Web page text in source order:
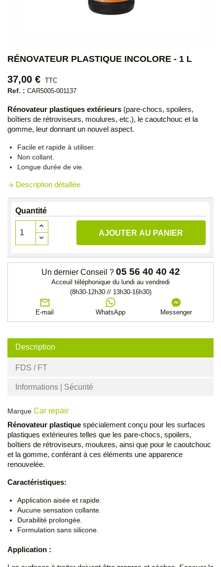
RÉNOVATEUR PLASTIQUE INCOLORE - 1 L
37,00 € TTC
Ref. : CAR5005-001137
Rénovateur plastiques extérieurs (pare-chocs, spoilers,
boîtiers de rétroviseurs, moulures, etc.), le caoutchouc et la
gomme, leur donnant un nouvel aspect.
Facile et rapide à utiliser.
Non collant.
Longue durée de vie.
arrow_forward Description détaillée
Quantité
AJOUTER AU PANIER
Un dernier Conseil ? 05 56 40 40 42
Acceuil téléphonique du lundi au vendredi
(8h30-12h30 // 13h30-16h30)
E-mail WhatsApp Messenger
Description
FDS / FT
Informations | Sécurité
Marque Car repair
Rénovateur plastique spécialement conçu pour les surfaces
plastiques extérieures telles que les pare-chocs, spoilers,
boîtiers de rétroviseurs, moulures, ainsi que pour le caoutchouc
et la gomme, conférant à ces éléments une apparence
renouvelée.
Caractéristiques:
Application aisée et rapide.
Aucune sensation collante.
Durabilité prolongée.
Formulation sans silicone.
Application :